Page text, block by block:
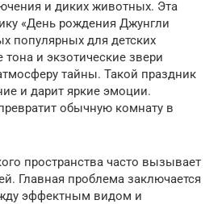
и диких животных. Эта
«День рождения Джунгли
популярных для детских
и экзотические звери
тайны. Такой праздник
и дарит яркие эмоции.
обычную комнату в
пространства часто вызывает
Главная проблема заключается
эффектным видом и